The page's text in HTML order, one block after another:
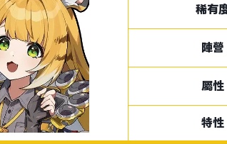
稀有
陣營
屬性
特性